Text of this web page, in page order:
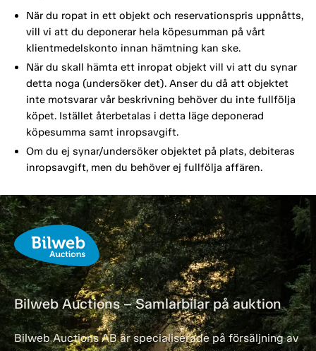
När du ropat in ett objekt och reservationspris uppnåtts,
vill vi att du deponerar hela köpesumman på vårt
klientmedelskonto innan hämtning kan ske.
När du skall hämta ett inropat objekt vill vi att du synar
detta noga (undersöker det). Anser du då att objektet
inte motsvarar vår beskrivning behöver du inte fullfölja
köpet. Istället återbetalas i detta läge deponerad
köpesumma samt inropsavgift.
Om du ej synar/undersöker objektet på plats, debiteras
inropsavgift, men du behöver ej fullfölja affären.
Bilweb Auctions – Samlarbilar på auktion
Bilweb Auctions AB är specialiserade på försäljning av